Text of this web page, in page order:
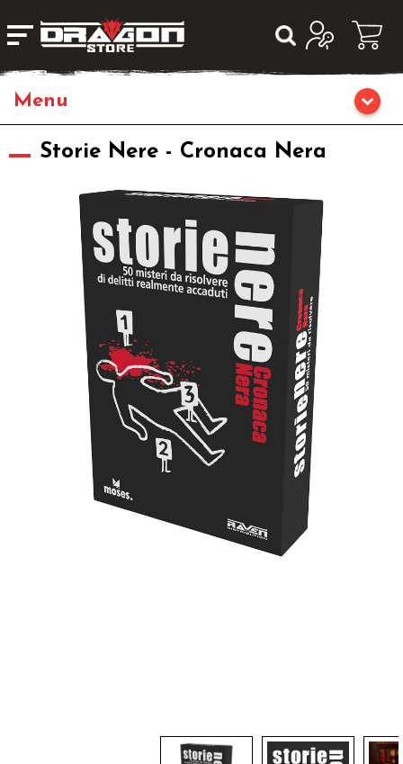
Home
Giochi di Ruolo
Librigame
Giochi di Carte Collezionabili
Giocattoli e Gadget
Storie Nere - Cronaca Nera